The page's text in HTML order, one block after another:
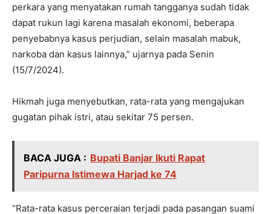
perkara yang menyatakan rumah tangganya sudah tidak
dapat rukun lagi karena masalah ekonomi, beberapa
penyebabnya kasus perjudian, selain masalah mabuk,
narkoba dan kasus lainnya,” ujarnya pada Senin
(15/7/2024).
Hikmah juga menyebutkan, rata-rata yang mengajukan
gugatan pihak istri, atau sekitar 75 persen.
BACA JUGA : Bupati Banjar Ikuti Rapat
Paripurna Istimewa Harjad ke 74
“Rata-rata kasus perceraian terjadi pada pasangan suami